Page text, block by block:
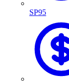
SP95